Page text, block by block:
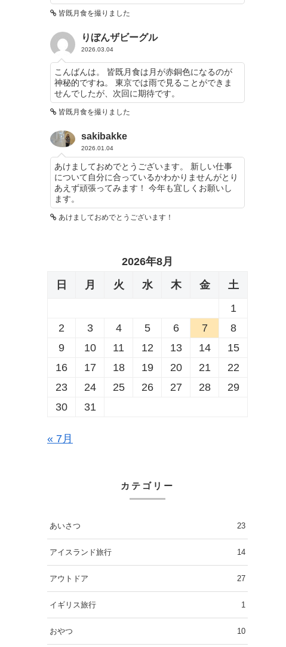
皆既月食を撮りました
りぼんザビーグル
2026.03.04
こんばんは。 皆既月食は月が赤銅色になるのが
神秘的ですね。 東京では雨で見ることができま
せんでしたが、次回に期待です。
皆既月食を撮りました
sakibakke
2026.01.04
あけましておめでとうございます。 新しい仕事
について自分に合っているかわかりませんがとり
あえず頑張ってみます！ 今年も宜しくお願いし
ます。
あけましておめでとうございます！
2026年8月
日
月 火 水 木 金
土
1
2
3 4 5 6 7
8
9
10 11 12 13 14
15
16
17 18 19 20 21
22
23
24 25 26 27 28
29
30
31
« 7月
カテゴリー
あいさつ 23
アイスランド旅行 14
アウトドア 27
イギリス旅行 1
おやつ 10